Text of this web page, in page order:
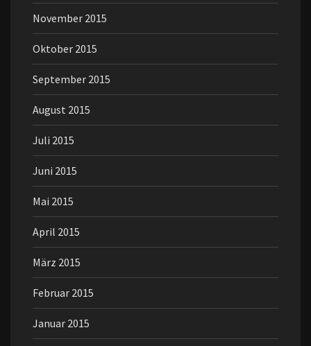
November 2015
Oktober 2015
September 2015
August 2015
Juli 2015
Juni 2015
Mai 2015
April 2015
März 2015
Februar 2015
Januar 2015